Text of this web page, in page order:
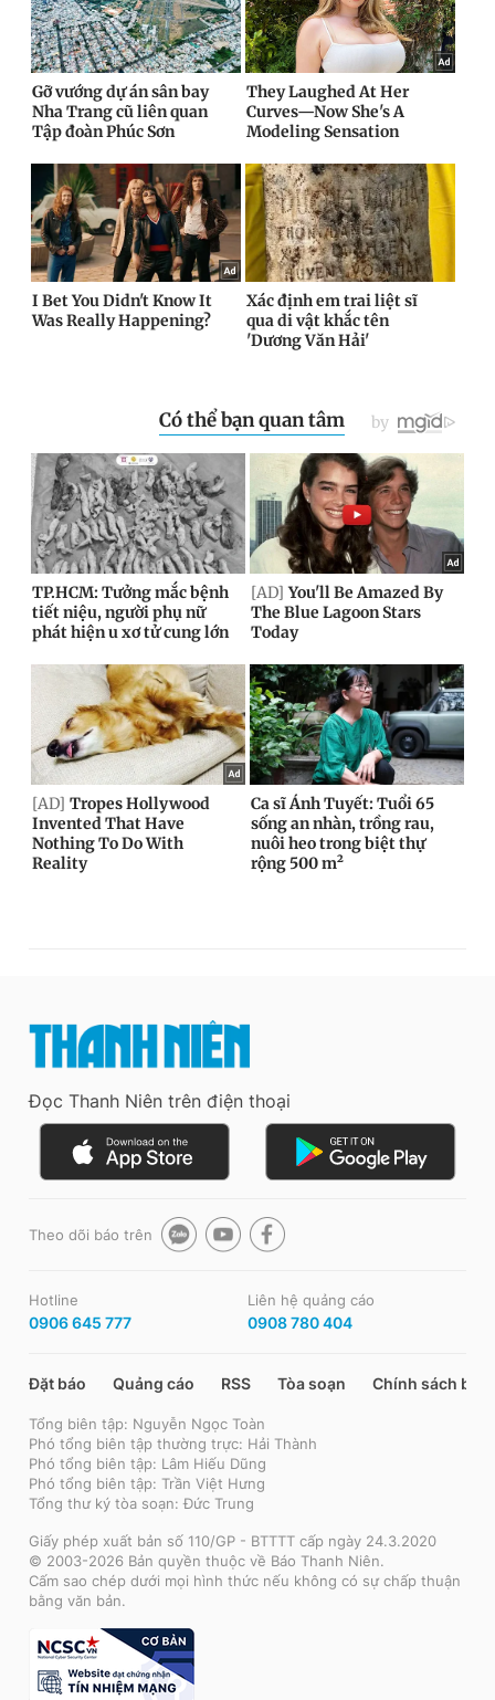
Đọc Thanh Niên trên điện thoại
Theo dõi báo trên
Hotline
0906 645 777
Liên hệ quảng cáo
0908 780 404
Đặt báo Quảng cáo RSS Tòa soạn Chính sách bảo
Tổng biên tập: Nguyễn Ngọc Toàn
Phó tổng biên tập thường trực: Hải Thành
Phó tổng biên tập: Lâm Hiếu Dũng
Phó tổng biên tập: Trần Việt Hưng
Tổng thư ký tòa soạn: Đức Trung
Giấy phép xuất bản số 110/GP - BTTTT cấp ngày 24.3.2020
© 2003-2026 Bản quyền thuộc về Báo Thanh Niên.
Cấm sao chép dưới mọi hình thức nếu không có sự chấp thuận
bằng văn bản.